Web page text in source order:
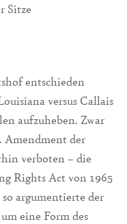
Sitze
entschieden
versus Callais
aufzuheben. Zwar
Amendment der
verboten – die
Rights Act von 1965
so argumentierte der
eine Form des